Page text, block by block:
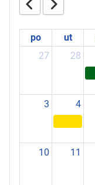
po ut
27
28
3 4
10 11